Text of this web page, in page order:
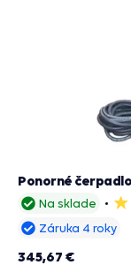
Na sklade
5
Ponorné čerpadlo
Záruka 4 roky
345,67 €